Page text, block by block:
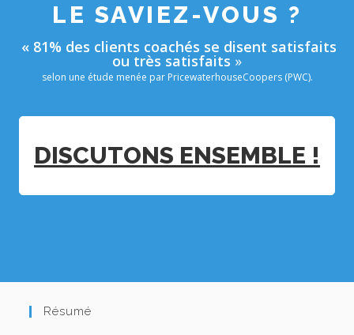
LE SAVIEZ-VOUS ?
« 81% des clients coachés se disent satisfaits
ou très satisfaits »
selon une étude menée par PricewaterhouseCoopers (PWC).
DISCUTONS ENSEMBLE !
Résumé